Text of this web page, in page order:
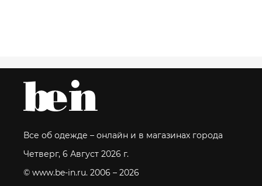
Все об одежде – онлайн и в магазинах города
Четверг, 6 Август 2026 г.
© www.be-in.ru. 2006 – 2026